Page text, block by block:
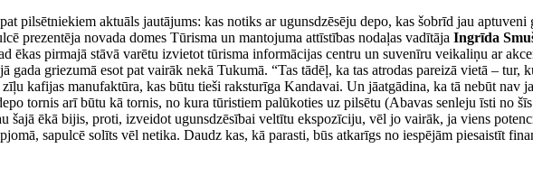
pilsētniekiem aktuāls jautājums: kas notiks ar ugunsdzēsēju depo, kas šobrīd jau
prezentēja novada domes Tūrisma un mantojuma attīstības nodaļas vadītāja Ingrīda
ēkas pirmajā stāvā varētu izvietot tūrisma informācijas centru un suvenīru veikaliņu ar
gada griezumā esot pat vairāk nekā Tukumā. “Tas tādēļ, ka tas atrodas pareizā vietā –
kafijas manufaktūra, kas būtu tieši raksturīga Kandavai. Un jāatgādina, ka tā nebūt nav
tornis arī būtu kā tornis, no kura tūristiem palūkoties uz pilsētu (Abavas senleju īsti no
šajā ēkā bijis, proti, izveidot ugunsdzēsībai veltītu ekspozīciju, vēl jo vairāk, ja viens
sapulcē solīts vēl netika. Daudz kas, kā parasti, būs atkarīgs no iespējām piesaistīt